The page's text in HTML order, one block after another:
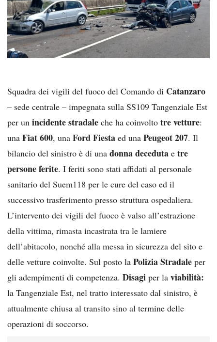
Squadra dei vigili del fuoco del Comando di Catanzaro
– sede centrale – impegnata sulla SS109 Tangenziale Est
per un incidente stradale che ha coinvolto tre vetture:
una Fiat 600, una Ford Fiesta ed una Peugeot 207. Il
bilancio del sinistro è di una donna deceduta e tre
persone ferite. I feriti sono stati affidati al personale
sanitario del Suem118 per le cure del caso ed il
successivo trasferimento presso struttura ospedaliera.
L’intervento dei vigili del fuoco è valso all’estrazione
della vittima, rimasta incastrata tra le lamiere
dell’abitacolo, nonché alla messa in sicurezza del sito e
delle vetture coinvolte. Sul posto la Polizia Stradale per
gli adempimenti di competenza. Disagi per la viabilità:
la Tangenziale Est, nel tratto interessato dal sinistro, è
attualmente chiusa al transito sino al termine delle
operazioni di soccorso.